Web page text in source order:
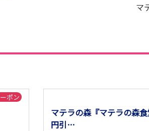
マ
ポン
マテラの森『マテラの森
円引